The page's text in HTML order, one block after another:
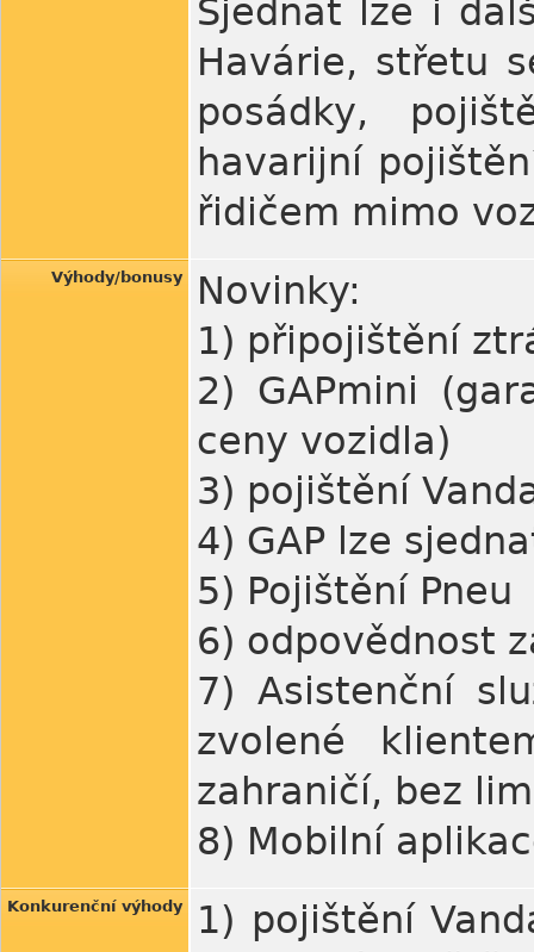
Sjednat lze i
Havárie, střetu
posádky,
havarijní
řidičem mimo
Výhody/bonusy
Novinky:
1) připojištění
2) GAPmini
ceny vozidla)
3) pojištění
4) GAP lze
5) Pojištění Pneu
6) odpovědnost
7) Asistenční
zvolené
zahraničí, bez
8) Mobilní
Konkurenční výhody
1) pojištění